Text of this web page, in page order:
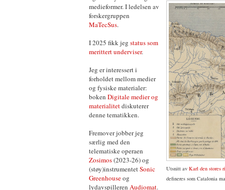
medieformer. I ledelsen av
forskergruppen
MaTecSus.
I 2025 fikk jeg status som
merittert underviser.
Jeg er interessert i
forholdet mellom medier
og fysiske materialer:
boken Digitale medier og
materialitetdiskuterer
denne tematikken.
Fremover jobber jeg
særlig med den
telematiske operaen
Zosimos(2023-26) og
(støy)instrumentetSonic
Greenhouseog
lydavspilleren Audiomat.
Utsnitt av Karl den stores
defineres som Catalonia